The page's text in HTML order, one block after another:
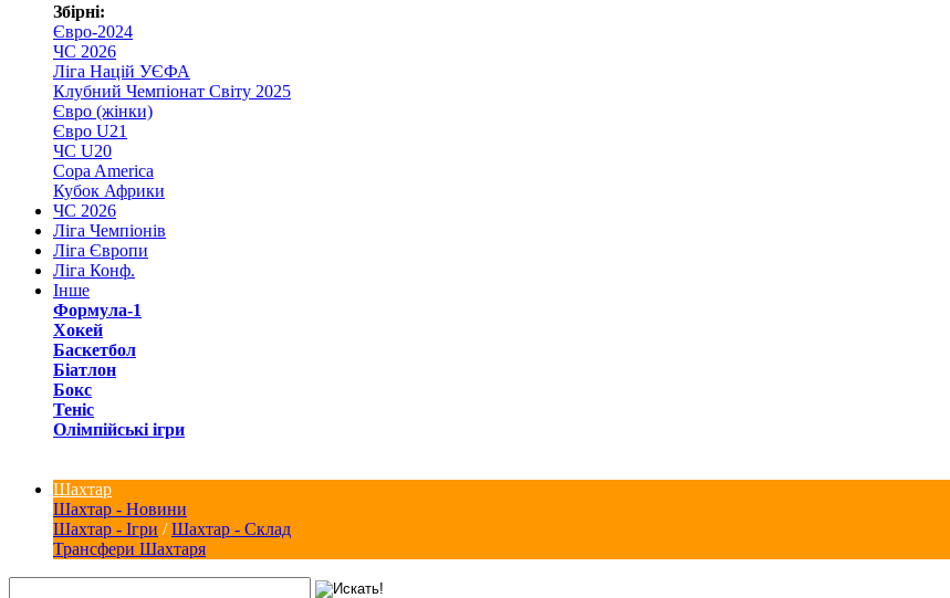
Збірні:
Євро-2024
ЧС 2026
Ліга Націй УЄФА
Клубний Чемпіонат Світу 2025
Євро (жінки)
Євро U21
ЧС U20
Copa America
Кубок Африки
ЧС 2026
Ліга Чемпіонів
Ліга Європи
Ліга Конф.
Інше
Формула-1
Хокей
Баскетбол
Біатлон
Бокс
Теніс
Олімпійські ігри
Шахтар
Шахтар - Новини
Шахтар - Ігри /Шахтар - Склад
Трансфери Шахтаря